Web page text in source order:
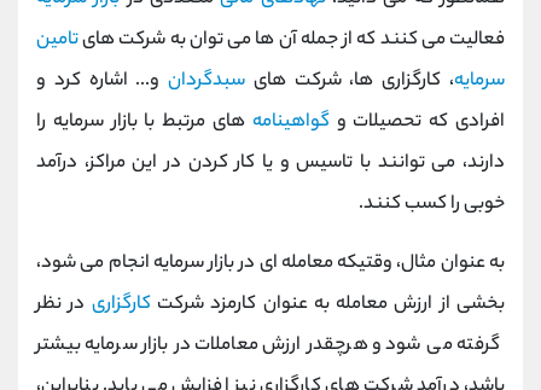
فعالیت می کنند که از جمله آن ها می توان به شرکت هایتامین
سرمایه، کارگزاری ها، شرکت های سبدگردانو... اشاره کرد و
افرادی که تحصیلات وگواهینامه های مرتبط با بازار سرمایه را
دارند، می توانند با تاسیس و یا کار کردن در این مراکز، درآمد
خوبی را کسب کنند.
به عنوان مثال، وقتیکه معامله ای در بازار سرمایه انجام می شود،
بخشی از ارزش معامله به عنوان کارمزد شرکتکارگزاری در نظر
گرفته می شود و هرچقدر ارزش معاملات در بازار سرمایه بیشتر